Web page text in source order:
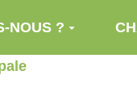
NOUS ?